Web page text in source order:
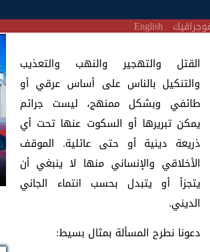
English
القتل والتهجير والنهب والتعذيب
والتنكيل بالناس على أساس عرقي أو
طائفي وبشكل ممنهج، ليست جرائم
يمكن تبريرها أو السكوت عنها تحت أي
ذريعة دينية أو حتى عائلية. الموقف
الأخلاقي والإنساني منها لا ينبغي أن
يتجزأ أو يتبدل بحسب انتماء الجاني
الديني.
دعونا نطرح المسألة بمثال بسيط: